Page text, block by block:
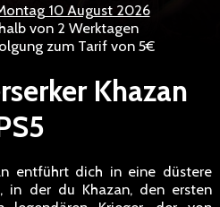
10 August 2026
von 2 Werktagen
zum Tarif von 5€
Khazan
entführt dich in eine düstere
in der du Khazan, den ersten